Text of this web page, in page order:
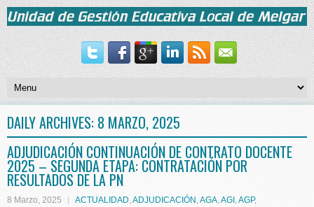
DAILY ARCHIVES: 8 MARZO, 2025
ADJUDICACIÓN CONTINUACIÓN DE CONTRATO DOCENTE
2025 – SEGUNDA ETAPA: CONTRATACIÓN POR
RESULTADOS DE LA PN
8 Marzo, 2025 ACTUALIDAD,ADJUDICACIÓN ,AGA,AGI ,AGP,